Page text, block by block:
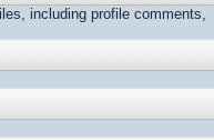
including profile comments,